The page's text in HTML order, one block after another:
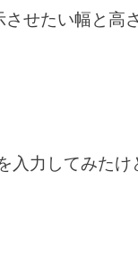
せたい幅と高
入力してみた